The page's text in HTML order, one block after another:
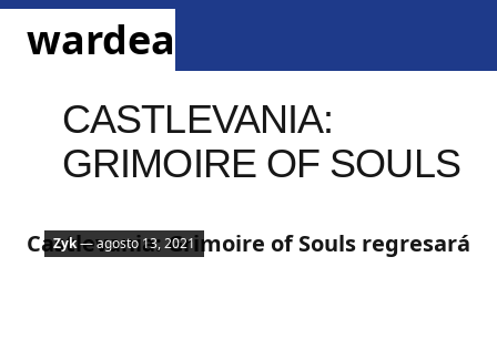
ir al contenido
wardea
CASTLEVANIA:
GRIMOIRE OF SOULS
Castlevania: Grimoire of Souls regresará
Mobile
Zyk— agosto 13, 2021